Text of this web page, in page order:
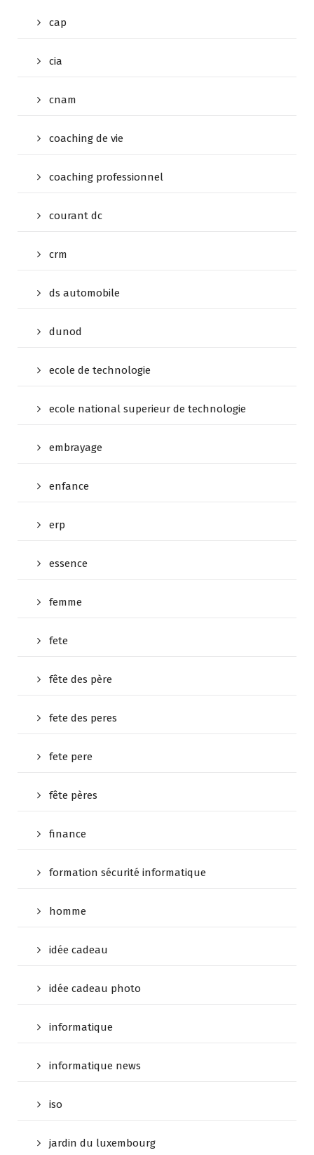
cap
cia
cnam
coaching de vie
coaching professionnel
courant dc
crm
ds automobile
dunod
ecole de technologie
ecole national superieur de technologie
embrayage
enfance
erp
essence
femme
fete
fête des père
fete des peres
fete pere
fête pères
finance
formation sécurité informatique
homme
idée cadeau
idée cadeau photo
informatique
informatique news
iso
jardin du luxembourg